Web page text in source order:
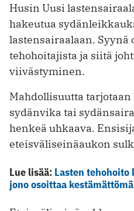
Husin Uusi
hakeutua
lastensairaalaan. Syynä
tehohoitajista ja siitä
viivästyminen.
Mahdollisuutta
sydänvika tai
henkeä uhkaava.
eteisväliseinäaukon
Lue lisää: Lasten tehohoito
jono osoittaa